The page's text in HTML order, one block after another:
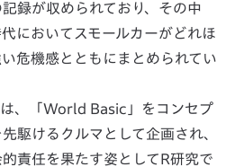
録が収められており、その中
においてスモールカーがどれほ
危機感とともにまとめられてい
、「World Basic」をコンセプ
駆けるクルマとして企画され、
責任を果たす姿としてR研究で